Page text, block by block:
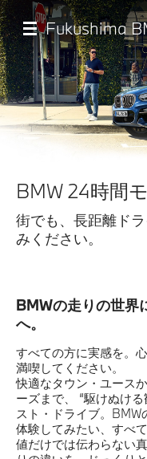
メ
イ
ン
コ
ン
テ
ン
に
モデル一覧
試乗・見積相談
Fukushima
BMW 24時間
街でも、長距離ド
みください。
BMWの走りの世界
へ。
すべての方に実感を。
満喫してください。
快適なタウン・ユース
ーズまで、 “駆けぬけ
スト・ドライブ。
体験してみたい、すべ
値だけでは伝わらない